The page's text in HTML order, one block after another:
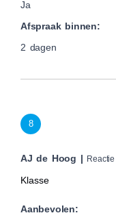
Ja
Afspraak binnen:
2 dagen
8
AJ de Hoog |
Klasse
Aanbevolen: